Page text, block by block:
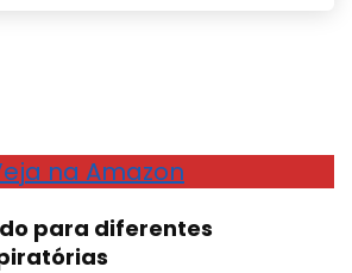
na Amazon
para diferentes